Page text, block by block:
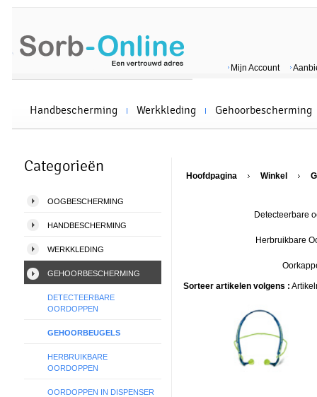
Mijn Account
Handbescherming Werkkleding Gehoorbescherming
Categorieën
OOGBESCHERMING
HANDBESCHERMING
WERKKLEDING
GEHOORBESCHERMING
DETECTEERBARE
OORDOPPEN
GEHOORBEUGELS
HERBRUIKBARE
OORDOPPEN
OORDOPPEN IN DISPENSER
Hoofdpagina Winkel
Detecteerbare
Herbruikbare
Sorteer artikelen volgens :